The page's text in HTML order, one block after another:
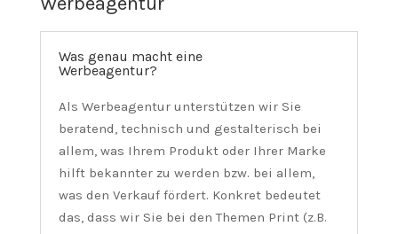
Was genau macht eine
Werbeagentur?
Als Werbeagentur unterstützen wir Sie
beratend, technisch und gestalterisch bei
allem, was Ihrem Produkt oder Ihrer Marke
hilft bekannter zu werden bzw. bei allem,
was den Verkauf fördert. Konkret bedeutet
das, dass wir Sie bei den Themen Print (z.B.